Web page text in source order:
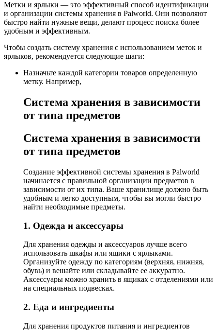
Метки и ярлыки — это эффективный способ идентификации
и организации системы хранения в Palworld. Они позволяют
быстро найти нужные вещи, делают процесс поиска более
удобным и эффективным.
Чтобы создать систему хранения с использованием меток и
ярлыков, рекомендуется следующие шаги:
Назначьте каждой категории товаров определенную
метку. Например,
Система хранения в зависимости
от типа предметов
Система хранения в зависимости
от типа предметов
Создание эффективной системы хранения в Palworld
начинается с правильной организации предметов в
зависимости от их типа. Ваше хранилище должно быть
удобным и легко доступным, чтобы вы могли быстро
найти необходимые предметы.
1. Одежда и аксессуары
Для хранения одежды и аксессуаров лучше всего
использовать шкафы или ящики с ярлыками.
Организуйте одежду по категориям (верхняя, нижняя,
обувь) и вешайте или складывайте ее аккуратно.
Аксессуары можно хранить в ящиках с отделениями или
на специальных подвесках.
2. Еда и ингредиенты
Для хранения продуктов питания и ингредиентов